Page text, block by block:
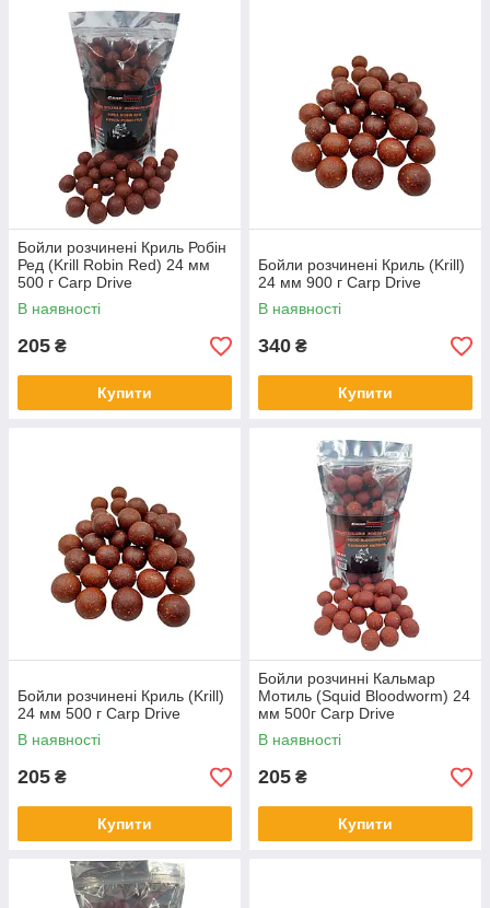
Бойли розчинені Криль Робін
Ред (Krill Robin Red) 24 мм
500 г Carp Drive
В наявності
205 ₴
Купити
Бойли розчинені Криль (Krill)
24 мм 900 г Carp Drive
В наявності
340 ₴
Купити
Бойли розчинені Криль (Krill)
24 мм 500 г Carp Drive
В наявності
205 ₴
Купити
Бойли розчинні Кальмар
Мотиль (Squid Bloodworm) 24
мм 500г Carp Drive
В наявності
205 ₴
Купити